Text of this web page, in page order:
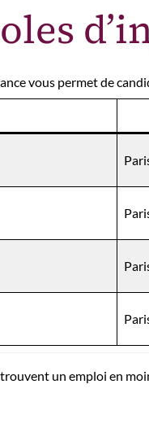
vous permet de
un emploi en